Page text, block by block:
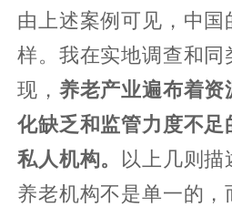
由上述案例可见，中国
样。我在实地调查和同
现， 养老产业遍布着
化缺乏和监管力度不
私人机构。
以上几则描
养老机构不是单一的，